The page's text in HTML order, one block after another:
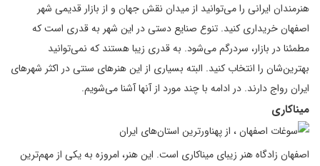
هنرمندان ایرانی را می‌توانید از میدان نقش جهان و از بازار قدیمی شهر
اصفهان خریداری کنید. تنوع صنایع دستی در این شهر به قدری است که
مطمئنا در بازار، سردرگم می‌شود. به قدری زیبا هستند که نمی‌توانید
بهترین‌شان را انتخاب کنید. البته بسیاری از این هنرهای سنتی در اکثر شهرهای
ایران رواج دارند. در ادامه با چند مورد از آنها آشنا می‌شویم.
میناکاری
اصفهان زادگاه هنر زیبای میناکاری است. این هنر، امروزه به یکی از مهم‌ترین